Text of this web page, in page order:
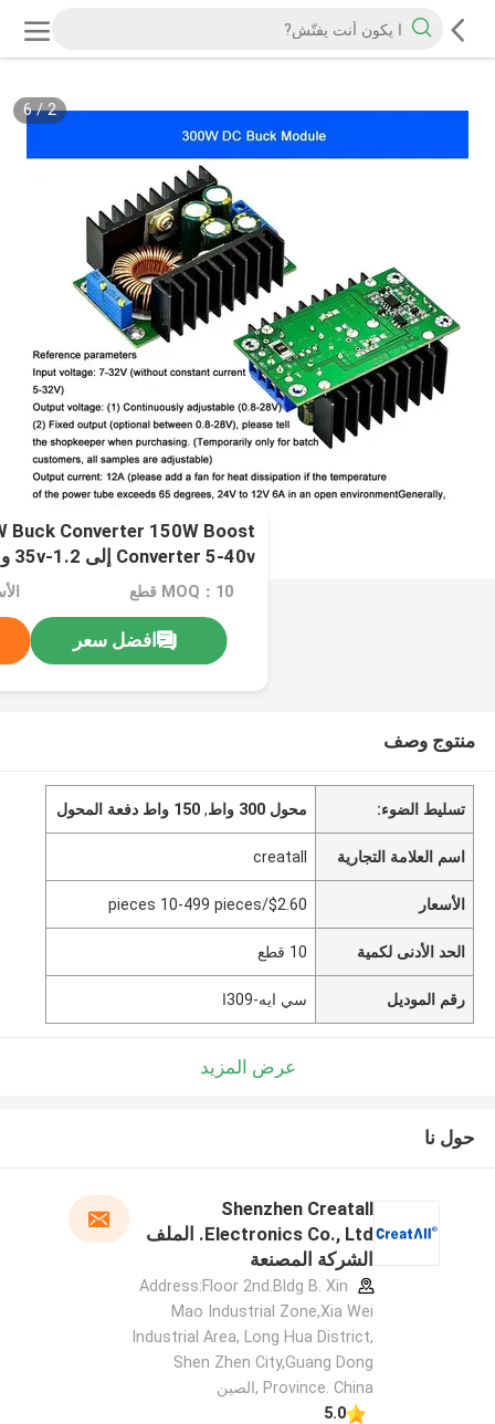
2
/
6
Buck Converter 150W Boost
Down Converter
MOQ：10 قطع
افضل سعر
منتوج وصف
تسليط الضوء: محول 300 واط ,150 واط دفعة المحول
اسم العلامة التجارية creatall
الأسعار $2.60/pieces 10-499 pieces
الحد الأدنى لكمية 10 قطع
رقم الموديل سي ايه-309ا
عرض المزيد
حول نا
Shenzhen Creatall
Electronics Co., Ltd. الملف
الشركة المصنعة
Address:Floor 2nd.Bldg B. Xin
Mao Industrial Zone,Xia Wei
Industrial Area, Long Hua District,
Shen Zhen City,Guang Dong
Province. China ,الصين
5.0